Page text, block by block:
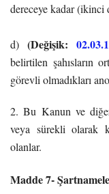
dereceye kadar (ikinci
d)(Değişik:
belirtilen şahısların
görevli olmadıkları
2. Bu Kanun ve
veya sürekli olarak
olanlar.
Madde 7-